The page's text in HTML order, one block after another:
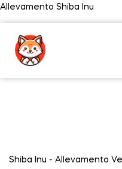
Allevamento Shiba Inu
Shiba Inu - Allevamento